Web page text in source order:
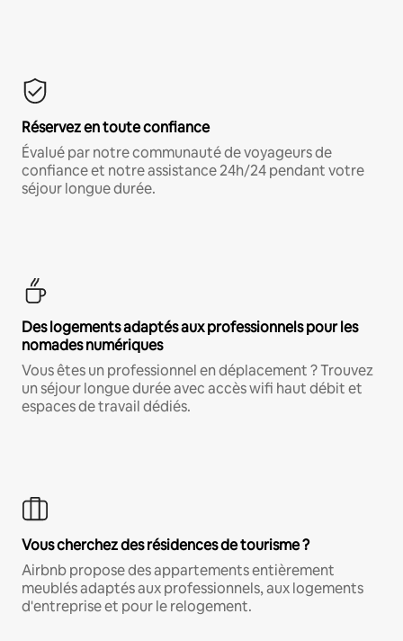
Réservez en toute confiance
Évalué par notre communauté de voyageurs de
confiance et notre assistance 24h/24 pendant votre
séjour longue durée.
Des logements adaptés aux professionnels pour les
nomades numériques
Vous êtes un professionnel en déplacement ? Trouvez
un séjour longue durée avec accès wifi haut débit et
espaces de travail dédiés.
Vous cherchez des résidences de tourisme ?
Airbnb propose des appartements entièrement
meublés adaptés aux professionnels, aux logements
d'entreprise et pour le relogement.